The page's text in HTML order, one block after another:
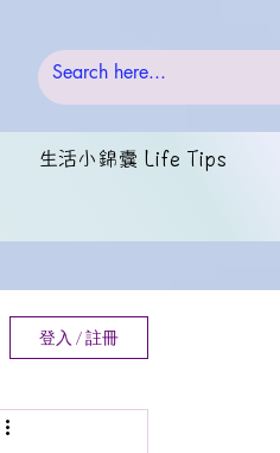
生活小錦囊 Life Tips
登入 / 註冊